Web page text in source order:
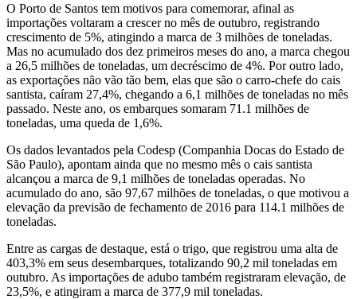
O Porto de Santos tem motivos para comemorar, afinal as
importações voltaram a crescer no mês de outubro, registrando
crescimento de 5%, atingindo a marca de 3 milhões de toneladas.
Mas no acumulado dos dez primeiros meses do ano, a marca chegou
a 26,5 milhões de toneladas, um decréscimo de 4%. Por outro lado,
as exportações não vão tão bem, elas que são o carro-chefe do cais
santista, caíram 27,4%, chegando a 6,1 milhões de toneladas no mês
passado. Neste ano, os embarques somaram 71.1 milhões de
toneladas, uma queda de 1,6%.
Os dados levantados pela Codesp (Companhia Docas do Estado de
São Paulo), apontam ainda que no mesmo mês o cais santista
alcançou a marca de 9,1 milhões de toneladas operadas. No
acumulado do ano, são 97,67 milhões de toneladas, o que motivou a
elevação da previsão de fechamento de 2016 para 114.1 milhões de
toneladas.
Entre as cargas de destaque, está o trigo, que registrou uma alta de
403,3% em seus desembarques, totalizando 90,2 mil toneladas em
outubro. As importações de adubo também registraram elevação, de
23,5%, e atingiram a marca de 377,9 mil toneladas.